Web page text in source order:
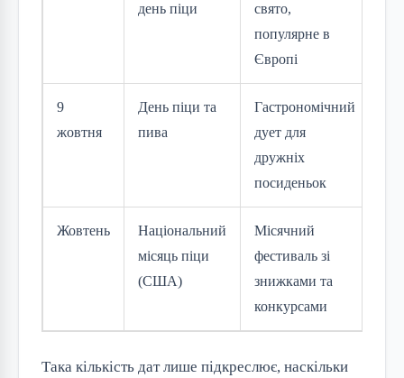
день піци
свято,
популярне в
Європі
9
жовтня
День піци та
пива
Гастрономічний
дует для
дружніх
посиденьок
Жовтень
Національний
місяць піци
(США)
Місячний
фестиваль зі
знижками та
конкурсами
Така кількість дат лише підкреслює, наскільки